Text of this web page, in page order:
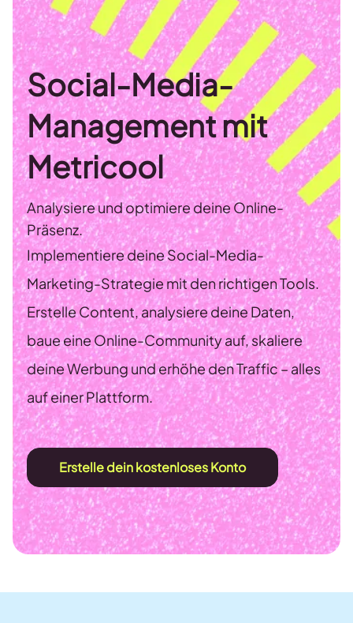
Social-Media-
Management mit
Metricool
Analysiere und optimiere deine Online-
Präsenz.
Implementiere deine Social-Media-
Marketing-Strategie mit den richtigen Tools.
Erstelle Content, analysiere deine Daten,
baue eine Online-Community auf, skaliere
deine Werbung und erhöhe den Traffic – alles
auf einer Plattform.
Erstelle dein kostenloses Konto